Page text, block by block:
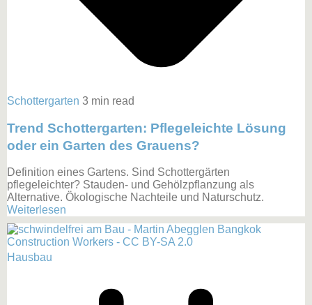
Schottergarten 3 min read
Trend Schottergarten: Pflegeleichte Lösung
oder ein Garten des Grauens?
Definition eines Gartens. Sind Schottergärten
pflegeleichter? Stauden- und Gehölzpflanzung als
Alternative. Ökologische Nachteile und Naturschutz.
Weiterlesen
Hausbau